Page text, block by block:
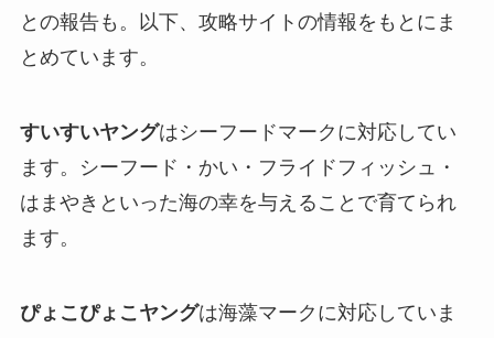
との報告も。以下、攻略サイトの情報をもとにま
とめています。
すいすいヤングはシーフードマークに対応してい
ます。シーフード・かい・フライドフィッシュ・
はまやきといった海の幸を与えることで育てられ
ます。
ぴょこぴょこヤングは海藻マークに対応していま